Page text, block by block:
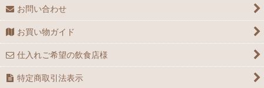
お問い合わせ
お買い物ガイド
仕入れご希望の飲食店様
特定商取引法表示